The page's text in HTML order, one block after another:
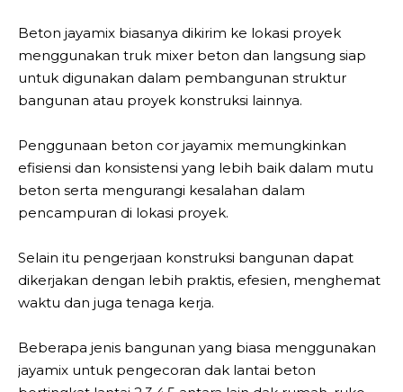
Beton jayamix biasanya dikirim ke lokasi proyek
menggunakan truk mixer beton dan langsung siap
untuk digunakan dalam pembangunan struktur
bangunan atau proyek konstruksi lainnya.
Penggunaan beton cor jayamix memungkinkan
efisiensi dan konsistensi yang lebih baik dalam mutu
beton serta mengurangi kesalahan dalam
pencampuran di lokasi proyek.
Selain itu pengerjaan konstruksi bangunan dapat
dikerjakan dengan lebih praktis, efesien, menghemat
waktu dan juga tenaga kerja.
Beberapa jenis bangunan yang biasa menggunakan
jayamix untuk pengecoran dak lantai beton